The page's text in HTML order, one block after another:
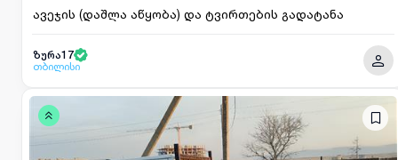
ავეჯის (დაშლა აწყობა) და ტვირთების გადატანა
ზურა17
თბილისი